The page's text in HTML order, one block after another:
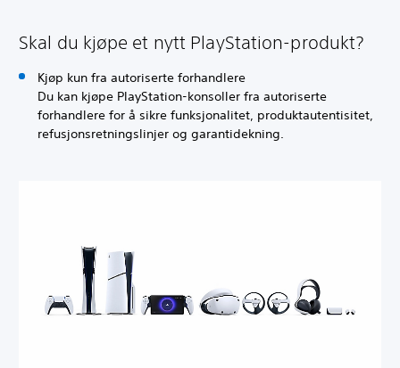
Skal du kjøpe et nytt PlayStation-produkt?
Kjøp kun fra autoriserte forhandlere
Du kan kjøpe PlayStation-konsoller fra autoriserte
forhandlere for å sikre funksjonalitet, produktautentisitet,
refusjonsretningslinjer og garantidekning.